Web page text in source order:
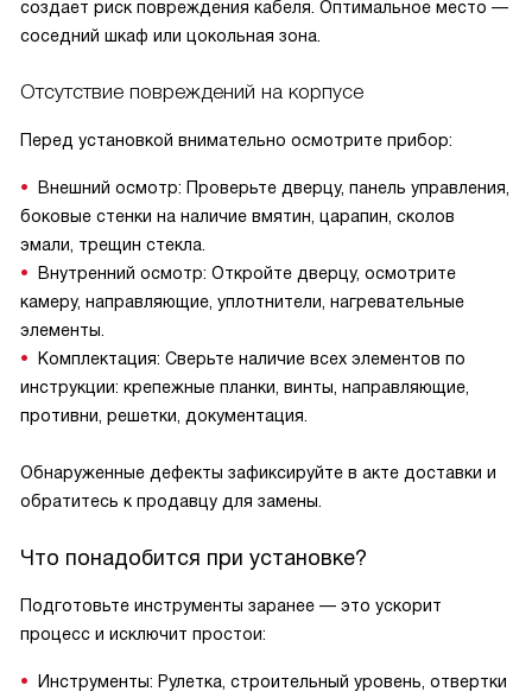
создает риск повреждения кабеля. Оптимальное место —
соседний шкаф или цокольная зона.
Отсутствие повреждений на корпусе
Перед установкой внимательно осмотрите прибор:
Внешний осмотр: Проверьте дверцу, панель управления,
боковые стенки на наличие вмятин, царапин, сколов
эмали, трещин стекла.
Внутренний осмотр: Откройте дверцу, осмотрите
камеру, направляющие, уплотнители, нагревательные
элементы.
Комплектация: Сверьте наличие всех элементов по
инструкции: крепежные планки, винты, направляющие,
противни, решетки, документация.
Обнаруженные дефекты зафиксируйте в акте доставки и
обратитесь к продавцу для замены.
Что понадобится при установке?
Подготовьте инструменты заранее — это ускорит
процесс и исключит простои:
Инструменты: Рулетка, строительный уровень, отвертки